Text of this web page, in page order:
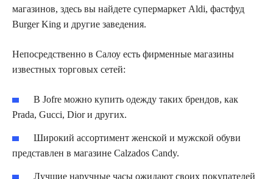
магазинов, здесь вы найдете супермаркет Aldi, фастфуд
Burger King и другие заведения.
Непосредственно в Салоу есть фирменные магазины
известных торговых сетей:
В Jofre можно купить одежду таких брендов, как
Prada, Gucci, Dior и других.
Широкий ассортимент женской и мужской обуви
представлен в магазине Calzados Candy.
Лучшие наручные часы ожидают своих покупателей